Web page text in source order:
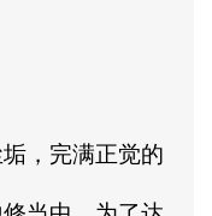
，完满正觉的